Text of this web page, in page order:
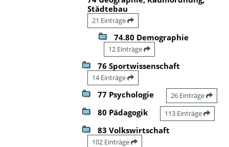
Städtebau
21 Einträge
74.80 Demographie
12 Einträge
76 Sportwissenschaft
14 Einträge
77 Psychologie 26 Einträge
80 Pädagogik 113 Einträge
83 Volkswirtschaft
102 Einträge